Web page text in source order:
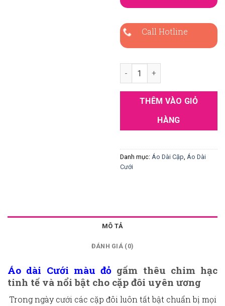
Call Hotline
Áo Dài Cặp Đỏ Gấm Thêu
THÊM VÀO GIỎ
HÀNG
Danh mục: Áo Dài Cặp Áo Dài
Cưới
MÔ TẢ
ĐÁNH GIÁ (0)
Áo dài Cưới màu đỏ gấm thêu chim hạc
tinh tế và nổi bật cho cặp đôi uyên ương
Trong ngày cưới các cặp đôi luôn tất bật chuẩn bị mọi